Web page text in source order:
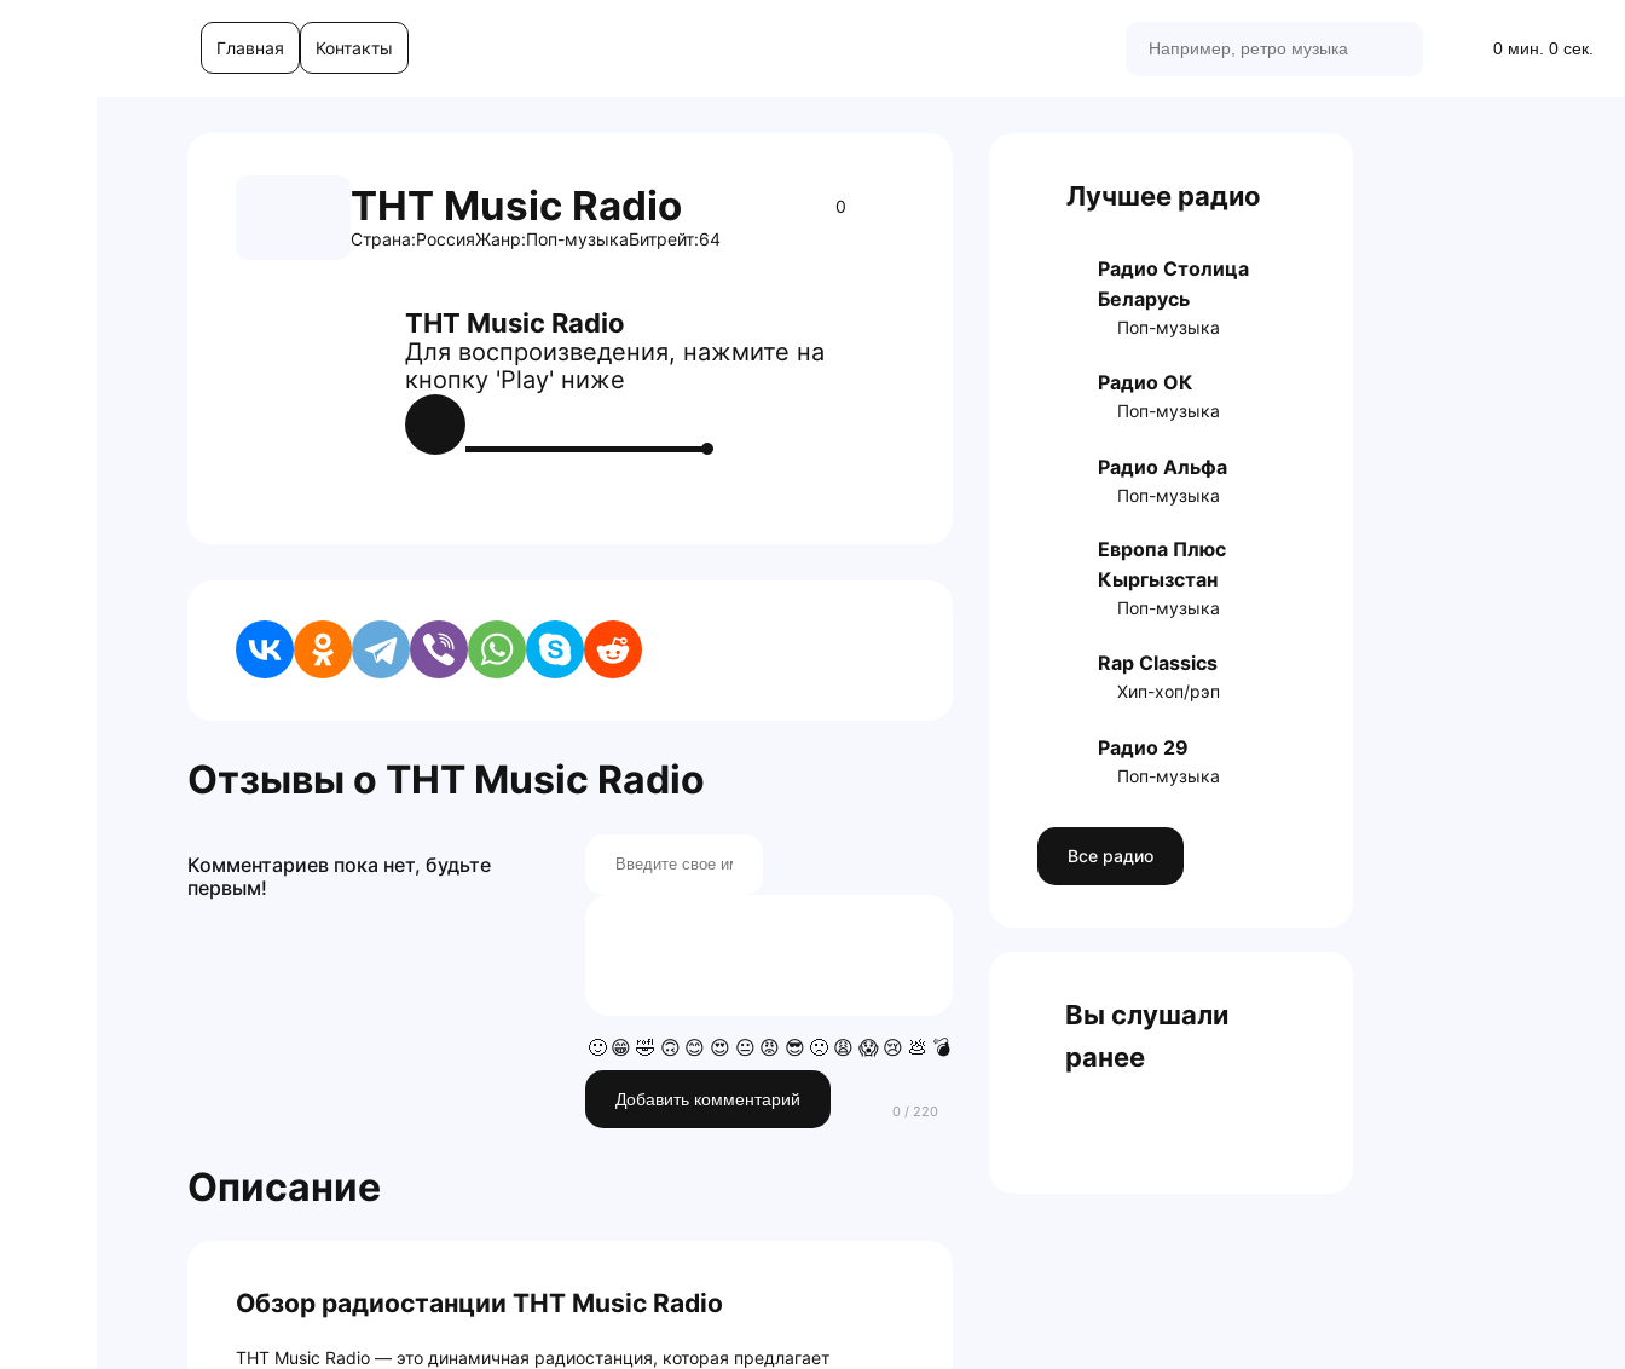
Главная Контакты 0 мин. 0 сек.
ТНТ Music Radio
0
Страна:РоссияЖанр:Поп-музыкаБитрейт:64
ТНТ Music Radio
Для воспроизведения, нажмите на
кнопку 'Play' ниже
Отзывы о ТНТ Music Radio
🙂 😁 🤣 🙃 😊 😍 😐 😡 😎 🙁 😩 😱 😢 💩 💣
Добавить комментарий
Комментариев пока нет, будьте
первым!
Описание
Обзор радиостанции ТНТ Music Radio
ТНТ Music Radio — это динамичная радиостанция, которая предлагает
Лучшее радио
Радио Столица
Беларусь
Поп-музыка
Радио ОК
Поп-музыка
Радио Альфа
Поп-музыка
Европа Плюс
Кыргызстан
Поп-музыка
Rap Classics
Хип-хоп/рэп
Радио 29
Поп-музыка
Все радио
Вы слушали
ранее